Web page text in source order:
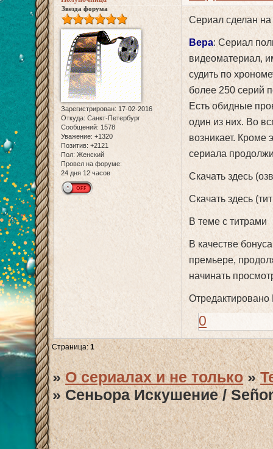
Звезда форума
Зарегистрирован: 17-02-2016
Откуда: Санкт-Петербург
Сообщений: 1578
Уважение: +1320
Позитив: +2121
Пол: Женский
Провел на форуме:
24 дня 12 часов
Сериал сделан
Вера: Сериал
видеоматериал,
судить по
более 250 серий
Есть обидные
один из них. Во
возникает. Кроме
сериала
Скачать здесь
Скачать здесь
В теме с титрами
В качестве
премьере,
начинать
0
Страница:1
»О сериалах и не только »
»Сеньора Искушение /